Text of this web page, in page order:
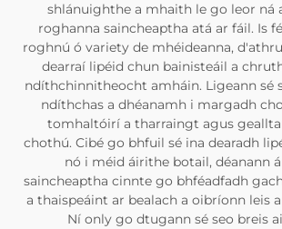
shlánuighthe a mhaith le go leor ná
roghanna saincheaptha atá ar fáil. Is
roghnú ó variety de mhéideanna,
dearraí lipéid chun bainisteáil a
ndíthchinnitheocht amháin. Ligeann sé
ndíthchas a dhéanamh i margadh
tomhaltóirí a tharraingt agus
chothú. Cibé go bhfuil sé ina dearadh
nó i méid áirithe botail, déanann
saincheaptha cinnte go bhféadfadh
a thaispeáint ar bealach a oibríonn leis
Ní only go dtugann sé seo breis